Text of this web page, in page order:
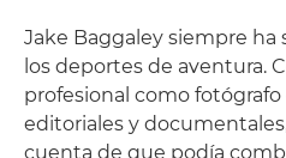
Jake Baggaley siempre ha
los deportes de aventura.
profesional como
editoriales y
cuenta de que podía